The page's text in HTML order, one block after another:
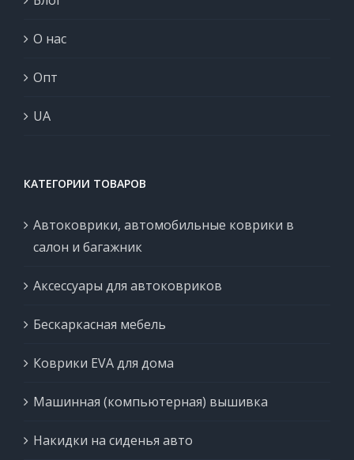
О нас
Опт
UA
КАТЕГОРИИ ТОВАРОВ
Автоковрики, автомобильные коврики в
салон и багажник
Аксессуары для автоковриков
Бескаркасная мебель
Коврики EVA для дома
Машинная (компьютерная) вышивка
Накидки на сиденья авто